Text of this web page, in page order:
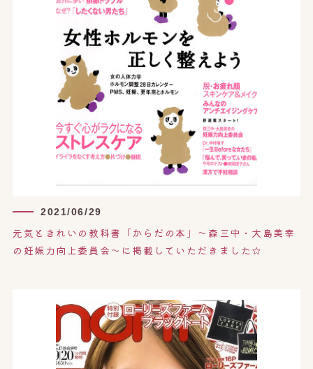
2021/06/29
元気ときれいの教科書「からだの本」〜森三中・大島美幸
の妊娠力向上委員会〜に掲載していただきました☆